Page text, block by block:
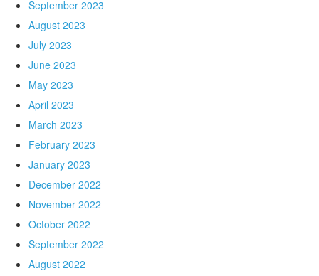
September 2023
August 2023
July 2023
June 2023
May 2023
April 2023
March 2023
February 2023
January 2023
December 2022
November 2022
October 2022
September 2022
August 2022